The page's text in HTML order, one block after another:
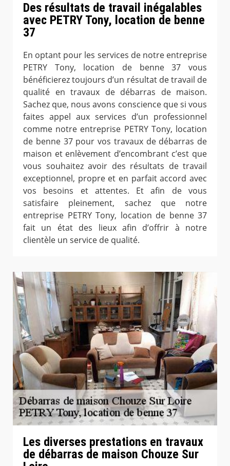
Des résultats de travail inégalables
avec PETRY Tony, location de benne
37
En optant pour les services de notre entreprise
PETRY Tony, location de benne 37 vous
bénéficierez toujours d’un résultat de travail de
qualité en travaux de débarras de maison.
Sachez que, nous avons conscience que si vous
faites appel aux services d’un professionnel
comme notre entreprise PETRY Tony, location
de benne 37 pour vos travaux de débarras de
maison et enlèvement d’encombrant c’est que
vous souhaitez avoir des résultats de travail
exceptionnel, propre et en parfait accord avec
vos besoins et attentes. Et afin de vous
satisfaire pleinement, sachez que notre
entreprise PETRY Tony, location de benne 37
fait un état des lieux afin d’offrir à notre
clientèle un service de qualité.
Les diverses prestations en travaux
de débarras de maison Chouze Sur